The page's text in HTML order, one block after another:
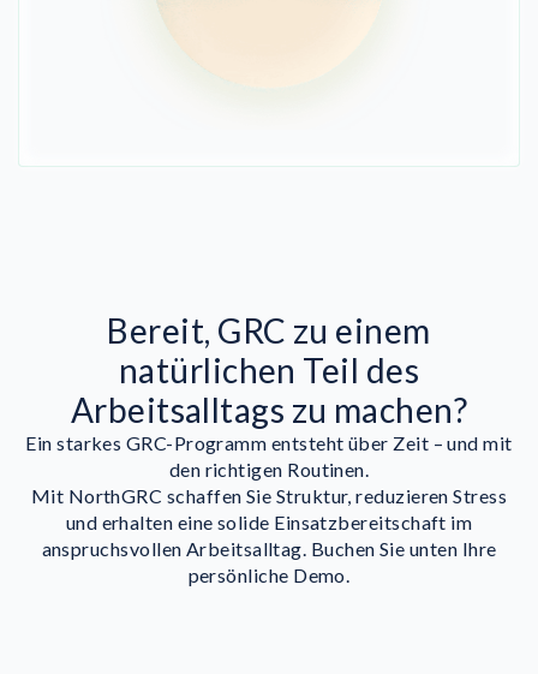
Bereit, GRC zu einem
natürlichen Teil des
Arbeitsalltags zu machen?
Ein starkes GRC-Programm entsteht über Zeit – und mit
den richtigen Routinen.
Mit NorthGRC schaffen Sie Struktur, reduzieren Stress
und erhalten eine solide Einsatzbereitschaft im
anspruchsvollen Arbeitsalltag. Buchen Sie unten Ihre
persönliche Demo.